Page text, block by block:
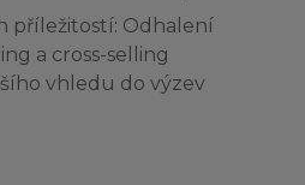
příležitostí: Odhalení
a cross-selling
vhledu do výzev